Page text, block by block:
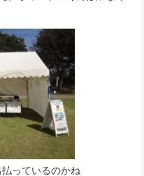
っているのかね